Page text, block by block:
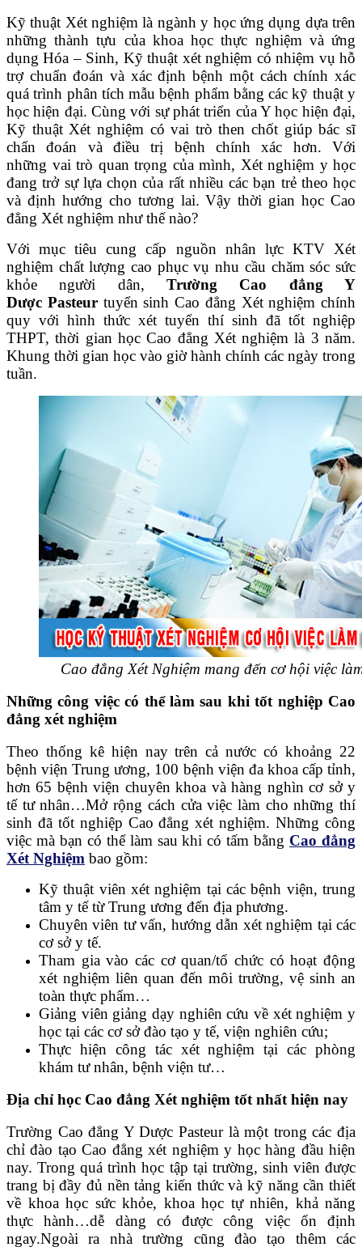
Kỹ thuật Xét nghiệm là ngành y học ứng dụng dựa trên
những thành tựu của khoa học thực nghiệm và ứng
dụng Hóa – Sinh, Kỹ thuật xét nghiệm có nhiệm vụ hỗ
trợ chuẩn đoán và xác định bệnh một cách chính xác
quá trình phân tích mẫu bệnh phẩm bằng các kỹ thuật y
học hiện đại. Cùng với sự phát triển của Y học hiện đại,
Kỹ thuật Xét nghiệm có vai trò then chốt giúp bác sĩ
chẩn đoán và điều trị bệnh chính xác hơn. Với
những vai trò quan trọng của mình, Xét nghiệm y học
đang trở sự lựa chọn của rất nhiều các bạn trẻ theo học
và định hướng cho tương lai. Vậy thời gian học Cao
đẳng Xét nghiệm như thế nào?
Với mục tiêu cung cấp nguồn nhân lực KTV Xét
nghiệm chất lượng cao phục vụ nhu cầu chăm sóc sức
khỏe người dân, Trường Cao đẳng Y
Dược Pasteur tuyển sinh Cao đẳng Xét nghiệm chính
quy với hình thức xét tuyển thí sinh đã tốt nghiệp
THPT, thời gian học Cao đẳng Xét nghiệm là 3 năm.
Khung thời gian học vào giờ hành chính các ngày trong
tuần.
Cao đẳng Xét Nghiệm mang đến cơ hội việc
Những công việc có thể làm sau khi tốt nghiệp Cao
đẳng xét nghiệm
Theo thống kê hiện nay trên cả nước có khoảng 22
bệnh viện Trung ương, 100 bệnh viện đa khoa cấp tỉnh,
hơn 65 bệnh viện chuyên khoa và hàng nghìn cơ sở y
tế tư nhân…Mở rộng cách cửa việc làm cho những thí
sinh đã tốt nghiệp Cao đẳng xét nghiệm. Những công
việc mà bạn có thể làm sau khi có tấm bằng Cao đẳng
Xét Nghiệm bao gồm:
Kỹ thuật viên xét nghiệm tại các bệnh viện, trung
tâm y tế từ Trung ương đến địa phương.
Chuyên viên tư vấn, hướng dẫn xét nghiệm tại các
cơ sở y tế.
Tham gia vào các cơ quan/tổ chức có hoạt động
xét nghiệm liên quan đến môi trường, vệ sinh an
toàn thực phẩm…
Giảng viên giảng dạy nghiên cứu về xét nghiệm y
học tại các cơ sở đào tạo y tế, viện nghiên cứu;
Thực hiện công tác xét nghiệm tại các phòng
khám tư nhân, bệnh viện tư…
Địa chỉ học Cao đẳng Xét nghiệm tốt nhất hiện nay
Trường Cao đẳng Y Dược Pasteur là một trong các địa
chỉ đào tạo Cao đẳng xét nghiệm y học hàng đầu hiện
nay. Trong quá trình học tập tại trường, sinh viên được
trang bị đầy đủ nền tảng kiến thức và kỹ năng cần thiết
về khoa học sức khỏe, khoa học tự nhiên, khả năng
thực hành…dễ dàng có được công việc ổn định
ngay.Ngoài ra nhà trường cũng đào tạo thêm các